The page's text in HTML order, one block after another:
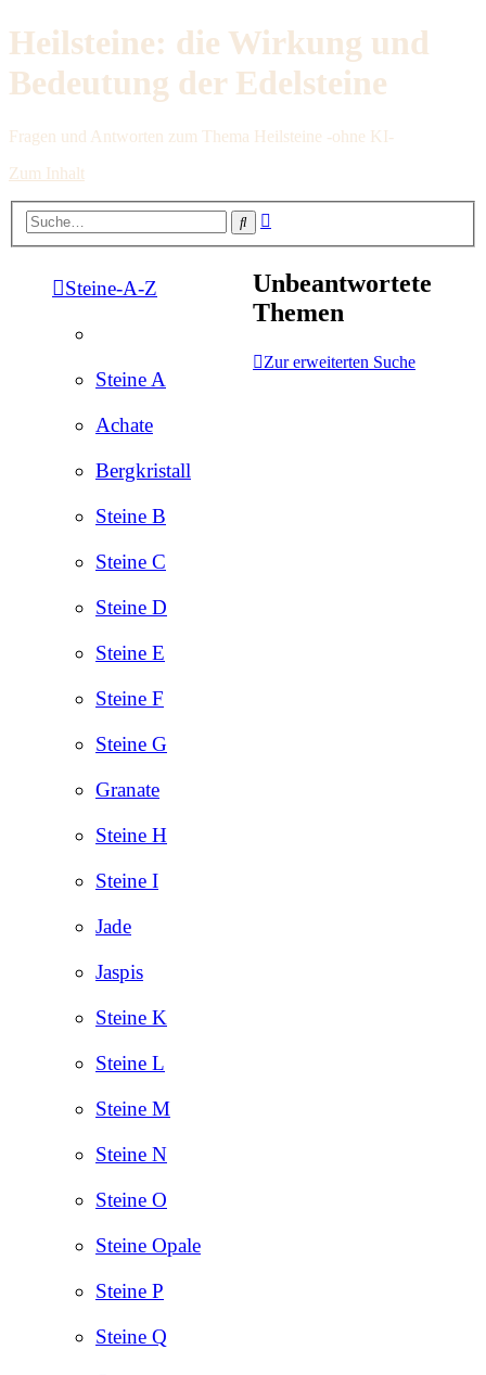
Heilsteine: die Wirkung und
Bedeutung der Edelsteine
Fragen und Antworten zum Thema Heilsteine -ohne KI-
Zum Inhalt
Suche
Steine-A-Z
Steine A
Achate
Bergkristall
Steine B
Steine C
Steine D
Steine E
Steine F
Steine G
Granate
Steine H
Steine I
Jade
Jaspis
Steine K
Steine L
Steine M
Steine N
Steine O
Steine Opale
Steine P
Steine Q
Unbeantwortete
Themen
Zur erweiterten Suche